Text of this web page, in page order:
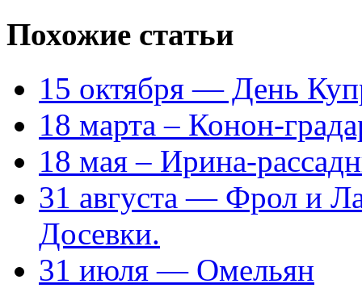
Похожие статьи
15 октября — День
18 марта – Конон-
18 мая – Ирина-
31 августа — Фрол и
Досевки.
31 июля — Омельян